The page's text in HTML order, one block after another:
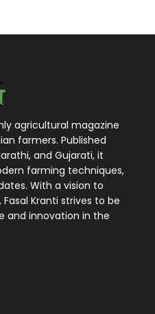
agricultural magazine
farmers. Published
and Gujarati, it
farming techniques,
With a vision to
Kranti strives to be
and innovation in the